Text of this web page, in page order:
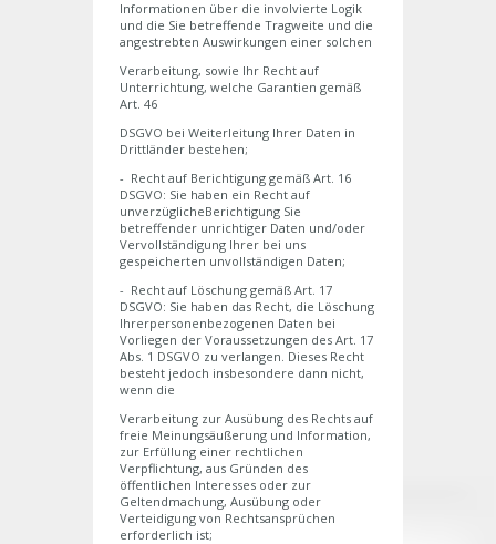
Informationen über die involvierte Logik
und die Sie betreffende Tragweite und die
angestrebten Auswirkungen einer solchen
Verarbeitung, sowie Ihr Recht auf
Unterrichtung, welche Garantien gemäß
Art. 46
DSGVO bei Weiterleitung Ihrer Daten in
Drittländer bestehen;
- Recht auf Berichtigung gemäß Art. 16
DSGVO: Sie haben ein Recht auf
unverzüglicheBerichtigung Sie
betreffender unrichtiger Daten und/oder
Vervollständigung Ihrer bei uns
gespeicherten unvollständigen Daten;
- Recht auf Löschung gemäß Art. 17
DSGVO: Sie haben das Recht, die Löschung
Ihrerpersonenbezogenen Daten bei
Vorliegen der Voraussetzungen des Art. 17
Abs. 1 DSGVO zu verlangen. Dieses Recht
besteht jedoch insbesondere dann nicht,
wenn die
Verarbeitung zur Ausübung des Rechts auf
freie Meinungsäußerung und Information,
zur Erfüllung einer rechtlichen
Verpflichtung, aus Gründen des
öffentlichen Interesses oder zur
Geltendmachung, Ausübung oder
Verteidigung von Rechtsansprüchen
erforderlich ist;